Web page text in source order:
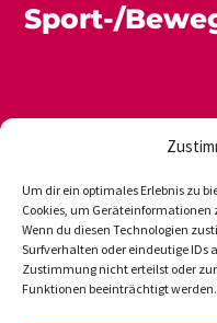
Um dir ein optimales Erlebnis zu
Cookies, um
Wenn du diesen Technologien
Surfverhalten oder eindeutige IDs
Zustimmung nicht erteilst oder
Funktionen beeinträchtigt werden.
Sport-/
Newsletter